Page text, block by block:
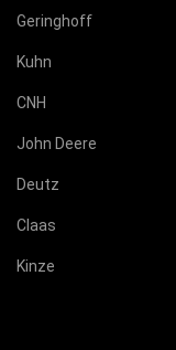
Geringhoff
Kuhn
CNH
John Deere
Deutz
Claas
Kinze